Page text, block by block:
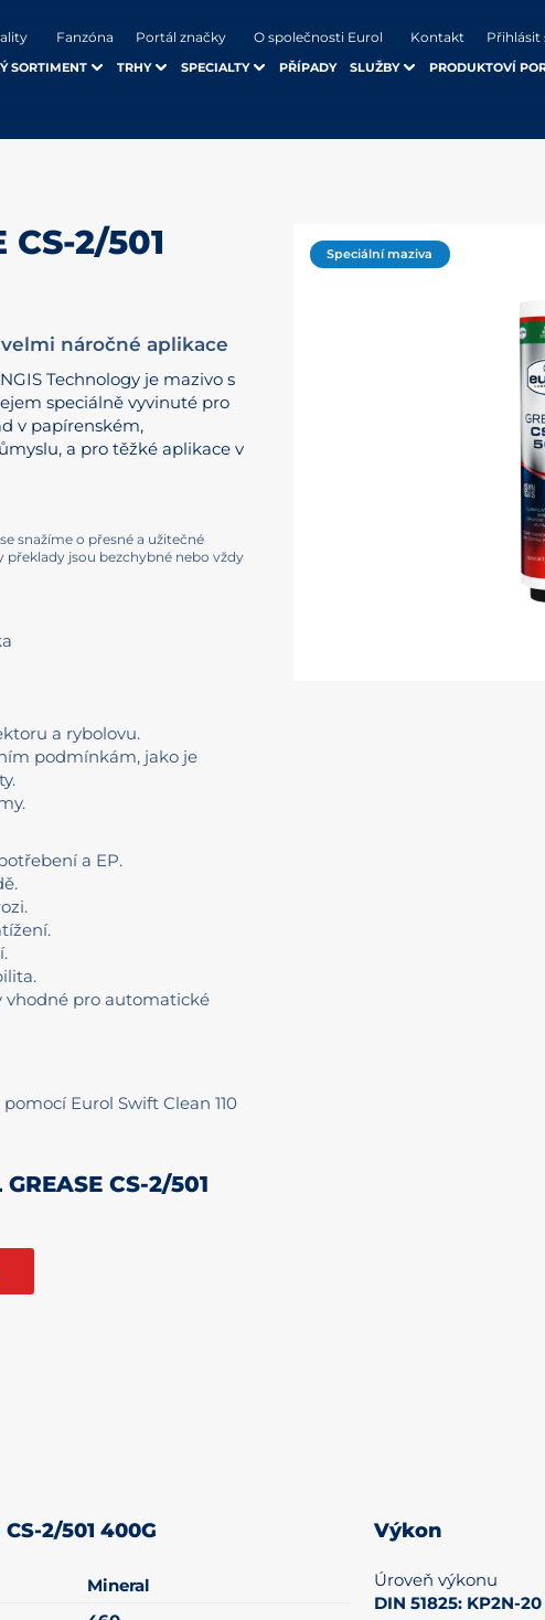
Fanzóna Portál značky O společnosti Eurol Kontakt Přihlásit
SORTIMENT TRHY SPECIALTY PŘÍPADY SLUŽBY PRODUKTOVÍ
CS-2/501
náročné aplikace
Technology je mazivo s
speciálně vyvinuté pro
v papírenském,
a pro těžké aplikace v
snažíme o přesné a užitečné
překlady jsou bezchybné nebo vždy
a rybolovu.
podmínkám, jako je
a EP.
vhodné pro automatické
Eurol Swift Clean 110
CS-2/501
Speciální maziva
2/501 400G
Mineral
Výkon
Úroveň výkonu
DIN 51825: KP2N-